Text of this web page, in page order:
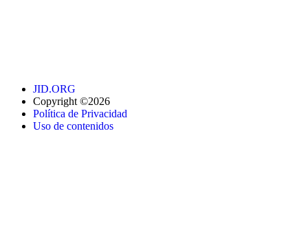
JID.ORG
Copyright ©2026
Política de Privacidad
Uso de contenidos